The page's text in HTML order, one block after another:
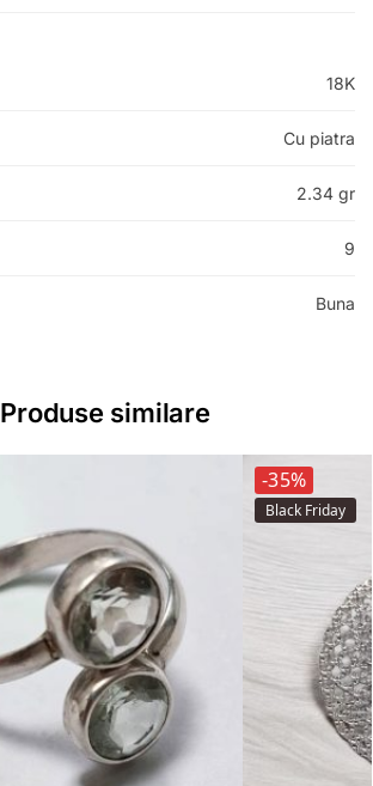
18K
Cu piatra
2.34 gr
9
Buna
Produse similare
-35%
Black Friday